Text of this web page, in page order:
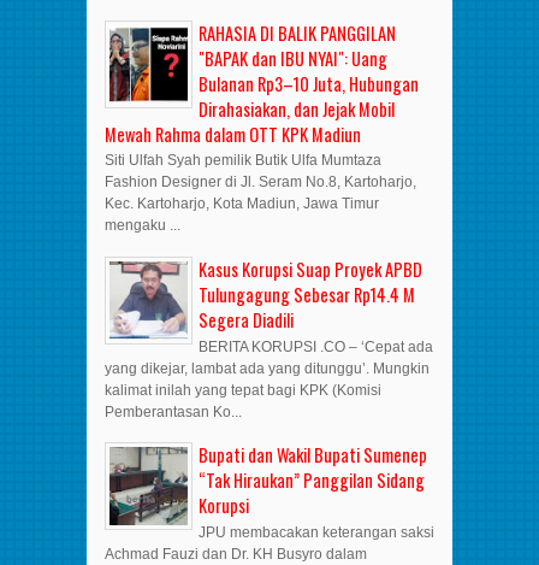
RAHASIA DI BALIK PANGGILAN
"BAPAK dan IBU NYAI": Uang
Bulanan Rp3–10 Juta, Hubungan
Dirahasiakan, dan Jejak Mobil
Mewah Rahma dalam OTT KPK Madiun
Siti Ulfah Syah pemilik Butik Ulfa Mumtaza
Fashion Designer di Jl. Seram No.8, Kartoharjo,
Kec. Kartoharjo, Kota Madiun, Jawa Timur
mengaku ...
Kasus Korupsi Suap Proyek APBD
Tulungagung Sebesar Rp14.4 M
Segera Diadili
BERITA KORUPSI .CO – ‘Cepat ada
yang dikejar, lambat ada yang ditunggu’. Mungkin
kalimat inilah yang tepat bagi KPK (Komisi
Pemberantasan Ko...
Bupati dan Wakil Bupati Sumenep
“Tak Hiraukan” Panggilan Sidang
Korupsi
JPU membacakan keterangan saksi
Achmad Fauzi dan Dr. KH Busyro dalam